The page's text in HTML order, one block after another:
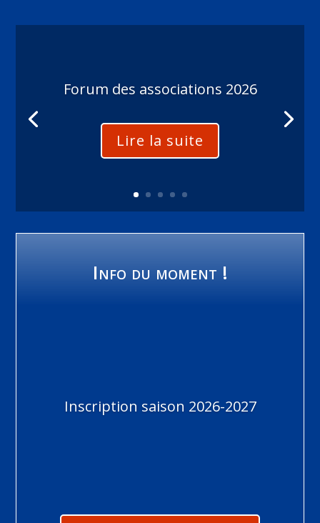
Forum des associations 2026
Lire la suite
Info du moment !
Inscription saison 2026-2027